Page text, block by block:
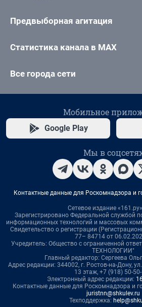
Предвыборная агитация
Статистика канала в MAX
Все города сети
Мобильное
Google Play
Мы в
Контактные данные для Роскомнадзора и
Сетевое издание
Зарегистрировано Федеральной службой
информационных технологий и массовых
Свидетельство о регистрации
77– 84714 от
Учредитель: Общество с ограниченной
ТЕХНОЛОГИИ"
Главный редактор: Сергеева
Адрес редакции: 344002, г. Ростов-на-Дону,
13 этаж, +7 (918) 50-
Электронный адрес редакции:
Контактные данные для Роскомнадзора и
juristnn@shkulev.ru
Техподдержка: